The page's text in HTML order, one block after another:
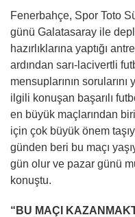
Fenerbahçe, Spor Toto
günü Galatasaray ile
hazırlıklarına yaptığı
ardından sarı-lacivertli
mensuplarının
ilgili konuşan başarılı
en büyük maçlarından
için çok büyük önem
günden beri bu maçı
gün olur ve pazar günü
konuştu.
“BU MAÇI